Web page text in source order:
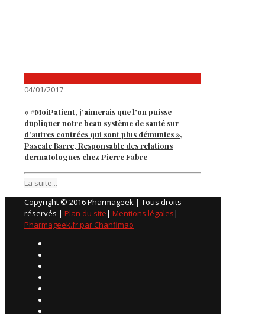
04/01/2017
« #MoiPatient, j’aimerais que l’on puisse
dupliquer notre beau système de santé sur
d’autres contrées qui sont plus démunies »,
Pascale Barre, Responsable des relations
dermatologues chez Pierre Fabre
La suite...
Copyright © 2016 Pharmageek | Tous droits
réservés | Plan du site| Mentions légales|
Pharmageek.fr par Chanfimao